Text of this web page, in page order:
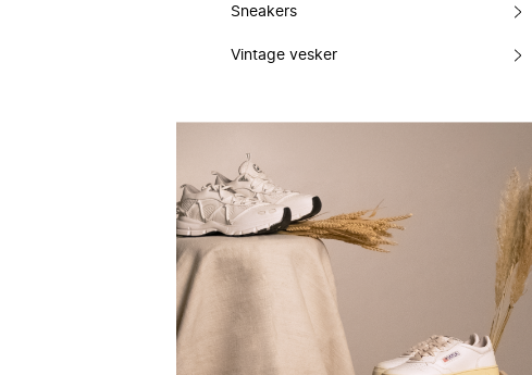
Sneakers
Vintage vesker